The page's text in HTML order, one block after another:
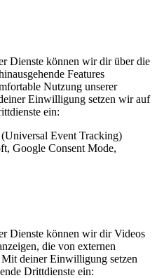
Dienste können wir dir über die
Features
Nutzung unserer
Einwilligung setzen wir auf
ein:
Event Tracking)
Google Consent Mode,
Dienste können wir dir Videos
die von externen
deiner Einwilligung setzen
Drittdienste ein: